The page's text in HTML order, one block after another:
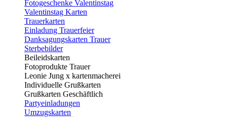
Fotogeschenke Valentinstag
Valentinstag Karten
Trauerkarten
Einladung Trauerfeier
Danksagungskarten Trauer
Sterbebilder
Beileidskarten
Fotoprodukte Trauer
Leonie Jung x kartenmacherei
Individuelle Grußkarten
Grußkarten Geschäftlich
Partyeinladungen
Umzugskarten